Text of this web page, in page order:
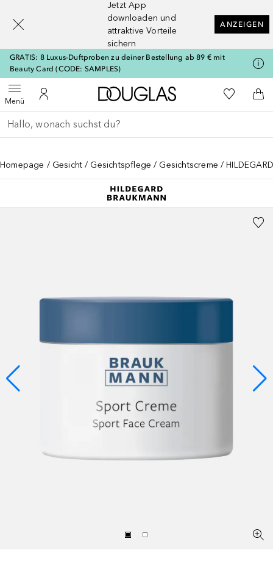
Jetzt App
downloaden und
attraktive Vorteile
sichern
ANZEIGEN
GRATIS: 8 Luxus-Duftproben zu deiner Bestellung ab 89 € mit
Beauty Card (CODE: SAMPLES)
MenüMenü öffnenZu Meinem Kundenkonto
Zur Douglas Startseite
Zu Meiner
Gehe zurück
Suche ausführen
Homepage Gesicht Gesichtspflege Gesichtscreme
[navigation.slideout.screenreader]